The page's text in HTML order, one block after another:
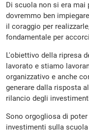
Di scuola non si era
dovremmo ben
il coraggio per
fondamentale per
L'obiettivo della ripresa
lavorato e stiamo
organizzativo e anche
generare dalla risposta
rilancio degli
Sono orgogliosa di
investimenti sulla